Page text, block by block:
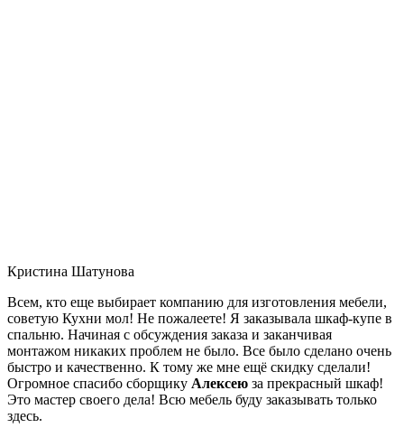
Кристина Шатунова
Всем, кто еще выбирает компанию для изготовления мебели,
советую Кухни мол! Не пожалеете! Я заказывала шкаф-купе в
спальню. Начиная с обсуждения заказа и заканчивая
монтажом никаких проблем не было. Все было сделано очень
быстро и качественно. К тому же мне ещё скидку сделали!
Огромное спасибо сборщику Алексею за прекрасный шкаф!
Это мастер своего дела! Всю мебель буду заказывать только
здесь.